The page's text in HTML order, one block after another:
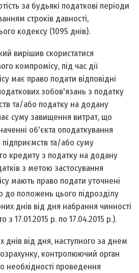
за будь­які податкові періоди
строків давності,
кодексу (1095 днів).
вирішив скористатися
компромісу, під час дії
має право подати відповідні
зобов'язань з податку
та/або податку на додану
суму завищення витрат, що
об'єкта оподаткування
та/або суму
кредиту з податку на додану
з метою застосування
мають право подати уточнені
до положень цього підрозділу
днів від дня набрання чинності
з 17.01.2015 р. по 17.04.2015 р.).
від дня, наступного за днем
контролюючий орган
проведення